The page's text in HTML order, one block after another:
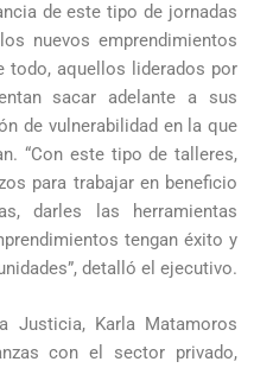
de este tipo de jornadas
nuevos emprendimientos
todo, aquellos liderados por
sacar adelante a sus
de vulnerabilidad en la que
“Con este tipo de talleres,
para trabajar en beneficio
darles las herramientas
tengan éxito y
detalló el ejecutivo.
Justicia, Karla Matamoros
con el sector privado,